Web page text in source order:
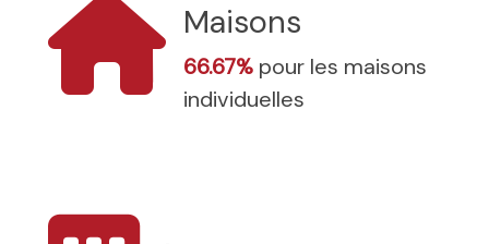
Maisons
66.67% pour les maisons
individuelles